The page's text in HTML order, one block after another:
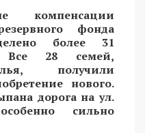
компенсации
фонда
более 31
Все 28 семей,
получили
нового.
дорога на ул.
сильно